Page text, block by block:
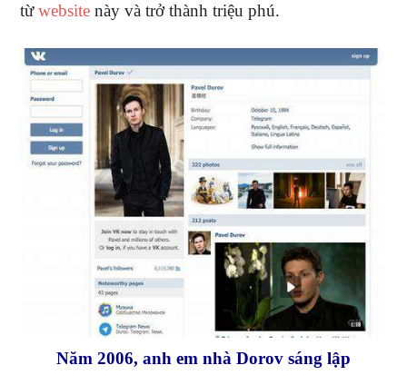
từwebsite này và trở thành triệu phú.
Năm 2006, anh em nhà Dorov sáng lập